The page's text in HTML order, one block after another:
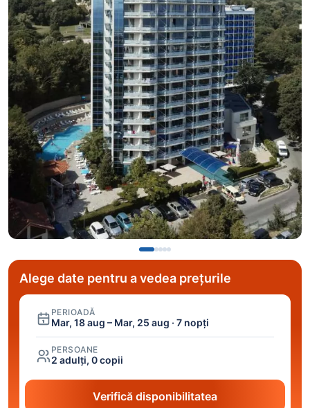
Alege date pentru a vedea prețurile
PERIOADĂ
Mar, 18 aug – Mar, 25 aug · 7 nopți
PERSOANE
2 adulți, 0 copii
Verifică disponibilitatea